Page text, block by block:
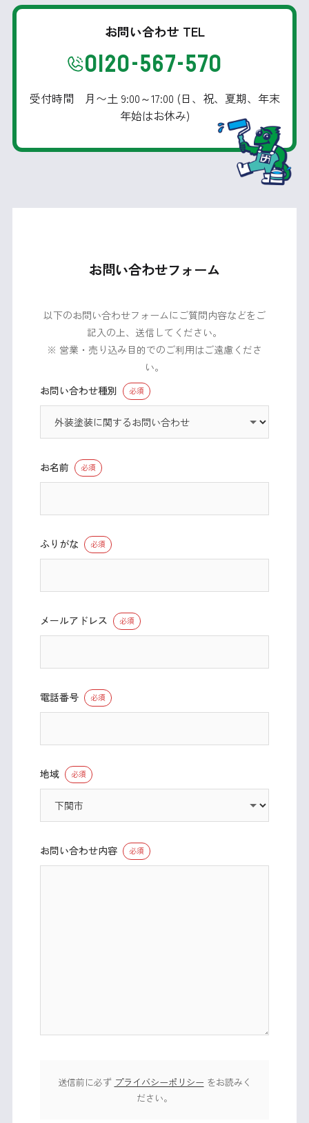
お問い合わせ TEL
0120-567-570
受付時間 月〜土 9:00～17:00 (日、祝、夏期、年末
年始はお休み)
お問い合わせフォーム
以下のお問い合わせフォームにご質問内容などをご
記入の上、送信してください。
※ 営業・売り込み目的でのご利用はご遠慮くださ
い。
お問い合わせ種別
必須
お名前 必須
ふりがな 必須
メールアドレス 必須
電話番号 必須
地域 必須
お問い合わせ内容 必須
送信前に必ず プライバシーポリシー をお読みく
ださい。